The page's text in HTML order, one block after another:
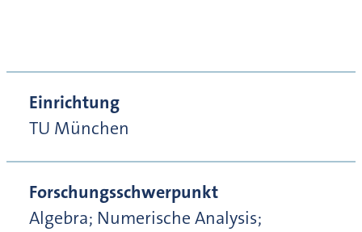
Einrichtung
TU München
Forschungsschwerpunkt
Algebra; Numerische Analysis;